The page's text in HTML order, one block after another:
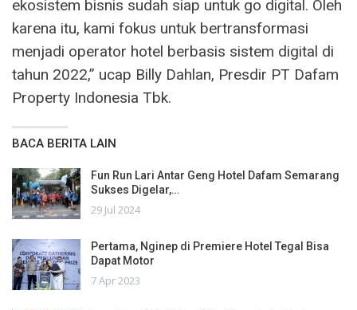
ekosistem bisnis sudah siap untuk go digital. Oleh
karena itu, kami fokus untuk bertransformasi
menjadi operator hotel berbasis sistem digital di
tahun 2022,” ucap Billy Dahlan, Presdir PT Dafam
Property Indonesia Tbk.
BACA BERITA LAIN
Fun Run Lari Antar Geng Hotel Dafam Semarang
Sukses Digelar,…
29 Jul 2024
Pertama, Nginep di Premiere Hotel Tegal Bisa
Dapat Motor
7 Apr 2023